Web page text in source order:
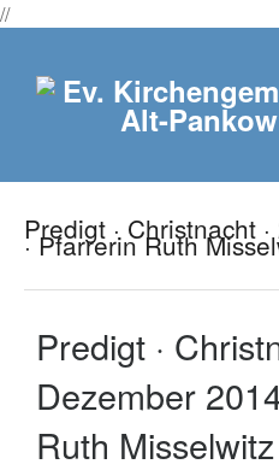
//
Predigt · Christnacht
· Pfarrerin Ruth
Predigt ·
Dezember
Ruth Misselwitz